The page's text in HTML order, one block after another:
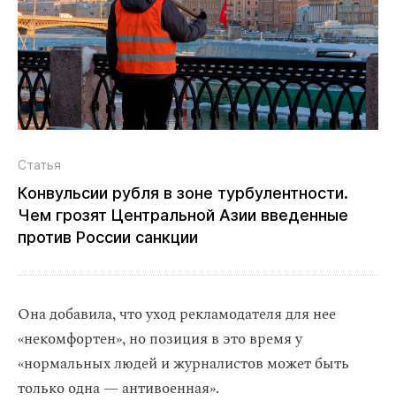
Статья
Конвульсии рубля в зоне турбулентности.
Чем грозят Центральной Азии введенные
против России санкции
Она добавила, что уход рекламодателя для нее
«некомфортен», но позиция в это время у
«нормальных людей и журналистов может быть
только одна — антивоенная».